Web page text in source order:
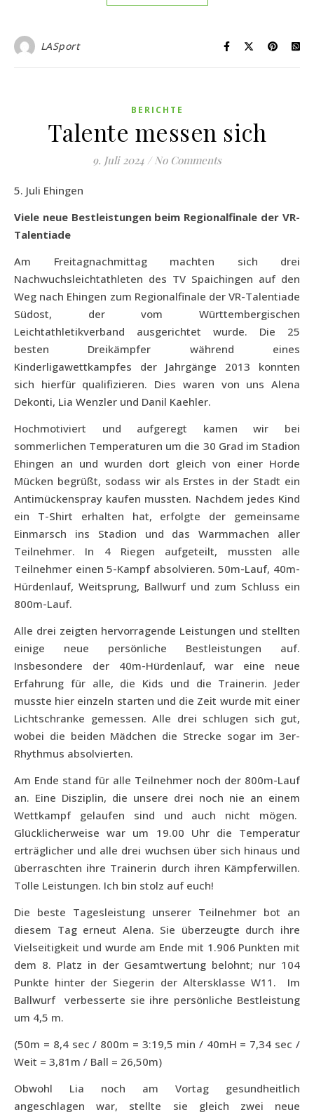
LASport
BERICHTE
Talente messen sich
9. Juli 2024 / No Comments
5. Juli Ehingen
Viele neue Bestleistungen beim Regionalfinale der VR-
Talentiade
Am Freitagnachmittag machten sich drei
Nachwuchsleichtathleten des TV Spaichingen auf den
Weg nach Ehingen zum Regionalfinale der VR-Talentiade
Südost, der vom Württembergischen
Leichtathletikverband ausgerichtet wurde. Die 25
besten Dreikämpfer während eines
Kinderligawettkampfes der Jahrgänge 2013 konnten
sich hierfür qualifizieren. Dies waren von uns Alena
Dekonti, Lia Wenzler und Danil Kaehler.
Hochmotiviert und aufgeregt kamen wir bei
sommerlichen Temperaturen um die 30 Grad im Stadion
Ehingen an und wurden dort gleich von einer Horde
Mücken begrüßt, sodass wir als Erstes in der Stadt ein
Antimückenspray kaufen mussten. Nachdem jedes Kind
ein T-Shirt erhalten hat, erfolgte der gemeinsame
Einmarsch ins Stadion und das Warmmachen aller
Teilnehmer. In 4 Riegen aufgeteilt, mussten alle
Teilnehmer einen 5-Kampf absolvieren. 50m-Lauf, 40m-
Hürdenlauf, Weitsprung, Ballwurf und zum Schluss ein
800m-Lauf.
Alle drei zeigten hervorragende Leistungen und stellten
einige neue persönliche Bestleistungen auf.
Insbesondere der 40m-Hürdenlauf, war eine neue
Erfahrung für alle, die Kids und die Trainerin. Jeder
musste hier einzeln starten und die Zeit wurde mit einer
Lichtschranke gemessen. Alle drei schlugen sich gut,
wobei die beiden Mädchen die Strecke sogar im 3er-
Rhythmus absolvierten.
Am Ende stand für alle Teilnehmer noch der 800m-Lauf
an. Eine Disziplin, die unsere drei noch nie an einem
Wettkampf gelaufen sind und auch nicht mögen.
Glücklicherweise war um 19.00 Uhr die Temperatur
erträglicher und alle drei wuchsen über sich hinaus und
überraschten ihre Trainerin durch ihren Kämpferwillen.
Tolle Leistungen. Ich bin stolz auf euch!
Die beste Tagesleistung unserer Teilnehmer bot an
diesem Tag erneut Alena. Sie überzeugte durch ihre
Vielseitigkeit und wurde am Ende mit 1.906 Punkten mit
dem 8. Platz in der Gesamtwertung belohnt; nur 104
Punkte hinter der Siegerin der Altersklasse W11.
Im
Ballwurf
verbesserte sie ihre persönliche Bestleistung
um 4,5 m.
(50m = 8,4 sec / 800m = 3:19,5 min / 40mH = 7,34 sec /
Weit = 3,81m / Ball = 26,50m)
Obwohl Lia noch am Vortag gesundheitlich
angeschlagen war, stellte sie gleich zwei neue